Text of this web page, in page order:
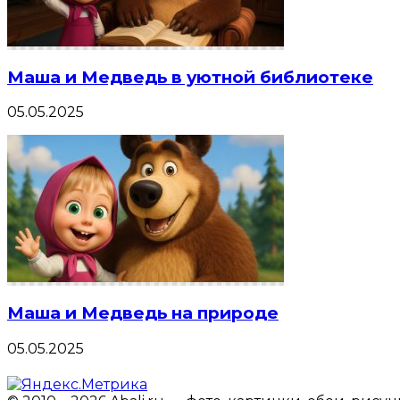
Маша и Медведь в уютной библиотеке
05.05.2025
Маша и Медведь на природе
05.05.2025